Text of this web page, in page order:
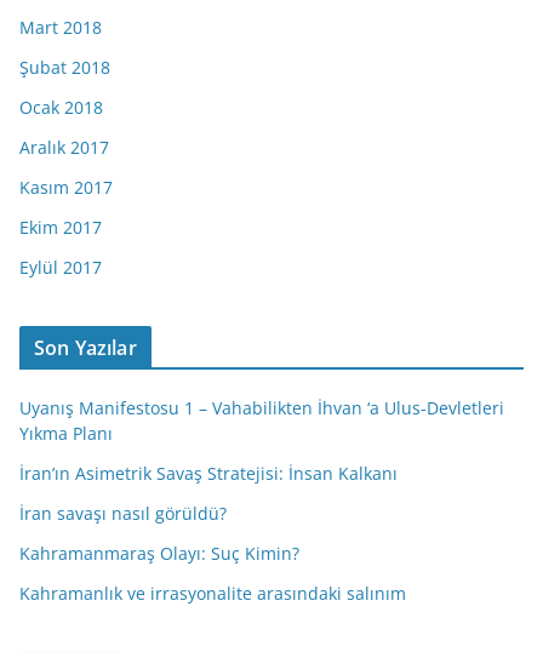
Mart 2018
Şubat 2018
Ocak 2018
Aralık 2017
Kasım 2017
Ekim 2017
Eylül 2017
Son Yazılar
Uyanış Manifestosu 1 – Vahabilikten İhvan ‘a Ulus-Devletleri
Yıkma Planı
İran’ın Asimetrik Savaş Stratejisi: İnsan Kalkanı
İran savaşı nasıl görüldü?
Kahramanmaraş Olayı: Suç Kimin?
Kahramanlık ve irrasyonalite arasındaki salınım